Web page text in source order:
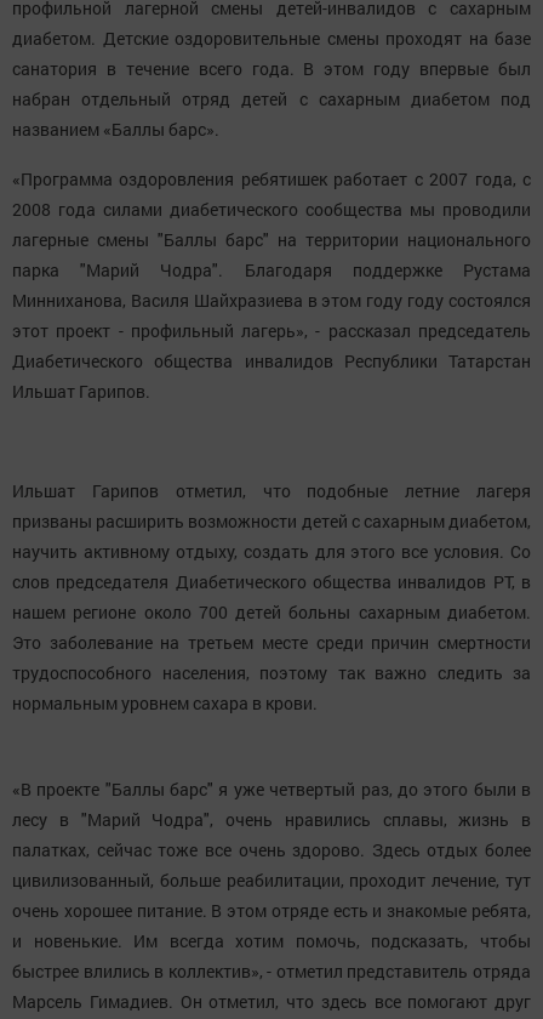
профильной лагерной смены детей-инвалидов с сахарным
диабетом. Детские оздоровительные смены проходят на базе
санатория в течение всего года. В этом году впервые был
набран отдельный отряд детей с сахарным диабетом под
названием «Баллы барс».
«Программа оздоровления ребятишек работает с 2007 года, с
2008 года силами диабетического сообщества мы проводили
лагерные смены "Баллы барс" на территории национального
парка "Марий Чодра". Благодаря поддержке Рустама
Минниханова, Василя Шайхразиева в этом году году состоялся
этот проект - профильный лагерь», - рассказал председатель
Диабетического общества инвалидов Республики Татарстан
Ильшат Гарипов.
Ильшат Гарипов отметил, что подобные летние лагеря
призваны расширить возможности детей с сахарным диабетом,
научить активному отдыху, создать для этого все условия. Со
слов председателя Диабетического общества инвалидов РТ, в
нашем регионе около 700 детей больны сахарным диабетом.
Это заболевание на третьем месте среди причин смертности
трудоспособного населения, поэтому так важно следить за
нормальным уровнем сахара в крови.
«В проекте "Баллы барс" я уже четвертый раз, до этого были в
лесу в "Марий Чодра", очень нравились сплавы, жизнь в
палатках, сейчас тоже все очень здорово. Здесь отдых более
цивилизованный, больше реабилитации, проходит лечение, тут
очень хорошее питание. В этом отряде есть и знакомые ребята,
и новенькие. Им всегда хотим помочь, подсказать, чтобы
быстрее влились в коллектив», - отметил представитель отряда
Марсель Гимадиев. Он отметил, что здесь все помогают друг